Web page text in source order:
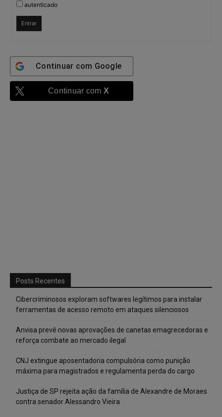
autenticado
Entrar
Continuar com Google
Continuar com X
Posts Recentes
Cibercriminosos exploram softwares legítimos para instalar
ferramentas de acesso remoto em ataques silenciosos
Anvisa prevê novas aprovações de canetas emagrecedoras e
reforça combate ao mercado ilegal
CNJ extingue aposentadoria compulsória como punição
máxima para magistrados e regulamenta perda do cargo
Justiça de SP rejeita ação da família de Alexandre de Moraes
contra senador Alessandro Vieira